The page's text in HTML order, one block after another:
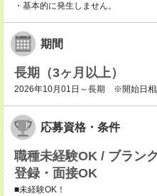
・基本的に発生しません。
期間
長期（3ヶ月以上）
2026年10月01日～長期 ※開始日
応募資格・条件
職種未経験OK / ブラン
登録・面接OK
■未経験OK！